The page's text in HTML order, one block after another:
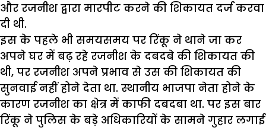
और रजनीश द्वारा मारपीट करने की शिकायत दर्ज करवा
दी थी.
इस के पहले भी समयसमय पर रिंकू ने थाने जा कर
अपने घर में बढ़ रहे रजनीश के दबदबे की शिकायत की
थी, पर रजनीश अपने प्रभाव से उस की शिकायत की
सुनवाई नहीं होने देता था. स्थानीय भाजपा नेता होने के
कारण रजनीश का क्षेत्र में काफी दबदबा था. पर इस बार
रिंकू ने पुलिस के बड़े अधिकारियों के सामने गुहार लगाई